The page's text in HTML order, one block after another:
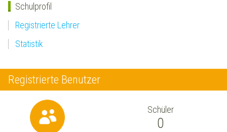
Schulprofil
Registrierte Lehrer
Statistik
Registrierte Benutzer
Schüler
0